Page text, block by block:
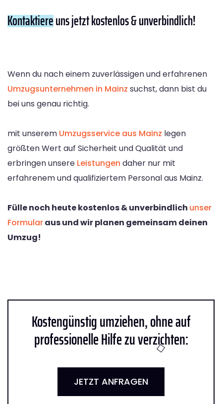
Kontaktiereuns jetzt kostenlos & unverbindlich!
Wenn du nach einem zuverlässigen und erfahrenen
Umzugsunternehmen in Mainz suchst, dann bist du
bei uns genau richtig.
mit unserem Umzugsservice aus Mainz legen
größten Wert auf Sicherheit und Qualität und
erbringen unsere Leistungen daher nur mit
erfahrenem und qualifiziertem Personal aus Mainz.
Fülle noch heute kostenlos & unverbindlich unser
Formularaus und wir planen gemeinsam deinen
Umzug!
Kostengünstig umziehen, ohne auf
professionelle Hilfe zu verzichten:
JETZT ANFRAGEN